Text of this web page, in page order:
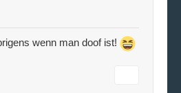
wenn man doof ist!